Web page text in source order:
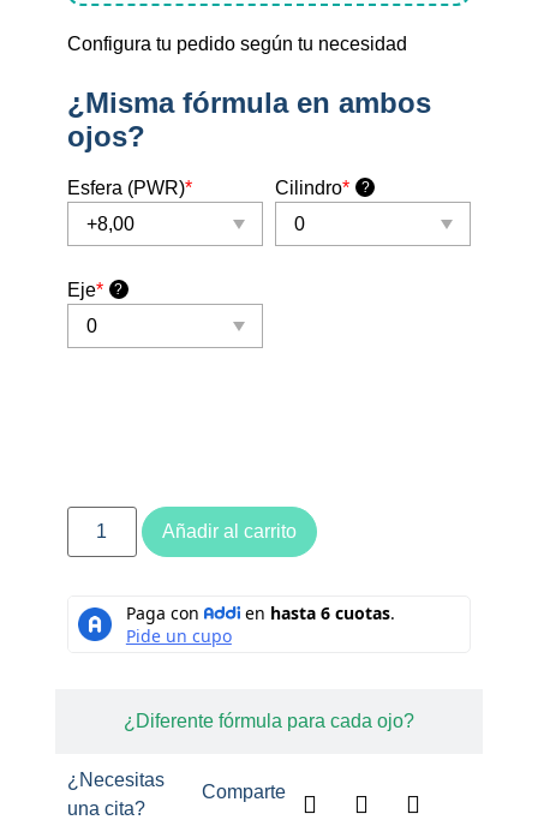
¿Diferente fórmula para cada ojo?
Configura tu pedido según tu necesidad
¿Misma fórmula en ambos
ojos?
Esfera (PWR)* Cilindro* ?
Eje* ?
Añadir al carrito
¿Necesitas
una cita?
Comparte